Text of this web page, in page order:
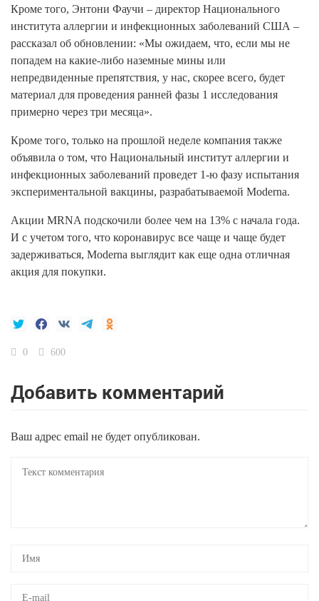
Кроме того, Энтони Фаучи – директор Национального
института аллергии и инфекционных заболеваний США –
рассказал об обновлении: «Мы ожидаем, что, если мы не
попадем на какие-либо наземные мины или
непредвиденные препятствия, у нас, скорее всего, будет
материал для проведения ранней фазы 1 исследования
примерно через три месяца».
Кроме того, только на прошлой неделе компания также
объявила о том, что Национальный институт аллергии и
инфекционных заболеваний проведет 1-ю фазу испытания
экспериментальной вакцины, разрабатываемой Moderna.
Акции MRNA подскочили более чем на 13% с начала года.
И с учетом того, что коронавирус все чаще и чаще будет
задерживаться, Moderna выглядит как еще одна отличная
акция для покупки.
0 600
Добавить комментарий
Ваш адрес email не будет опубликован.